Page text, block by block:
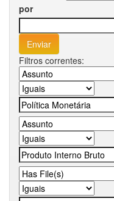
por
Filtros correntes: